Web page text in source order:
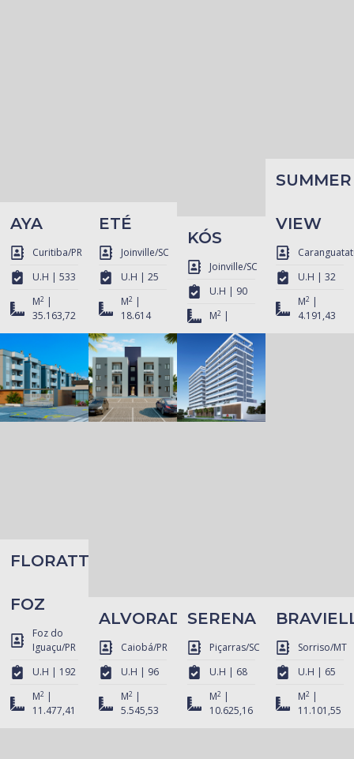
AYA
Curitiba/PR
U.H | 533
M2 |
35.163,72
ETÉ
Joinville/SC
U.H | 25
M2 |
18.614
KÓS
Joinville/SC
U.H | 90
M2 |
SUMMER
VIEW
U.H | 32
M2 |
4.191,43
FLORATTA
FOZ
Foz do
Iguaçu/PR
U.H | 192
M2 |
11.477,41
ALVORADA
Caiobá/PR
U.H | 96
M2 |
5.545,53
SERENA
Piçarras/SC
U.H | 68
M2 |
10.625,16
Sorriso/MT
U.H | 65
M2 |
11.101,55